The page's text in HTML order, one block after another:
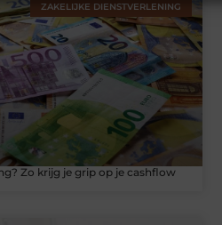
ZAKELIJKE DIENSTVERLENING
Zo krijg je grip op je cashflow